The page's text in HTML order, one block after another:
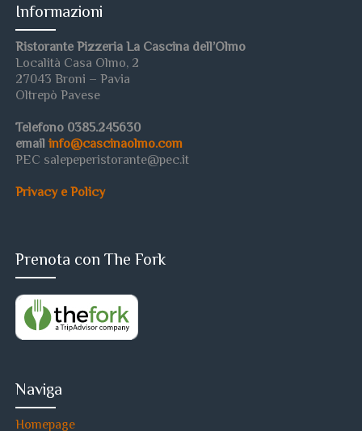
Informazioni
Ristorante Pizzeria La Cascina dell’Olmo
Località Casa Olmo, 2
27043 Broni – Pavia
Oltrepò Pavese
Telefono 0385.245630
email info@cascinaolmo.com
PEC salepeperistorante@pec.it
Privacy e Policy
Prenota con The Fork
Naviga
Homepage